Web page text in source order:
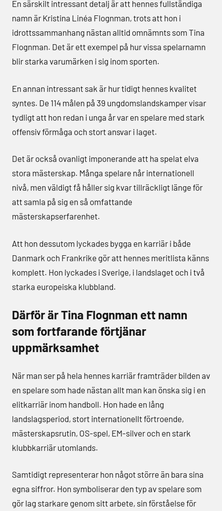
En särskilt intressant detalj är att hennes fullständiga
namn är Kristina Linéa Flognman, trots att hon i
idrottssammanhang nästan alltid omnämnts som Tina
Flognman. Det är ett exempel på hur vissa spelarnamn
blir starka varumärken i sig inom sporten.
En annan intressant sak är hur tidigt hennes kvalitet
syntes. De 114 målen på 39 ungdomslandskamper visar
tydligt att hon redan i unga år var en spelare med stark
offensiv förmåga och stort ansvar i laget.
Det är också ovanligt imponerande att ha spelat elva
stora mästerskap. Många spelare når internationell
nivå, men väldigt få håller sig kvar tillräckligt länge för
att samla på sig en så omfattande
mästerskapserfarenhet.
Att hon dessutom lyckades bygga en karriär i både
Danmark och Frankrike gör att hennes meritlista känns
komplett. Hon lyckades i Sverige, i landslaget och i två
starka europeiska klubbland.
Därför är Tina Flognman ett namn
som fortfarande förtjänar
uppmärksamhet
När man ser på hela hennes karriär framträder bilden av
en spelare som hade nästan allt man kan önska sig i en
elitkarriär inom handboll. Hon hade en lång
landslagsperiod, stort internationellt förtroende,
mästerskapsrutin, OS-spel, EM-silver och en stark
klubbkarriär utomlands.
Samtidigt representerar hon något större än bara sina
egna siffror. Hon symboliserar den typ av spelare som
gör lag starkare genom sitt arbete, sin förståelse för